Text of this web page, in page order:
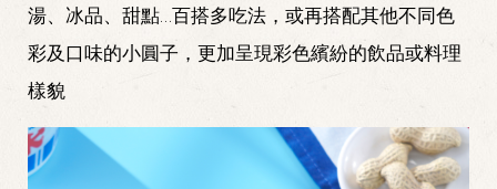
湯、冰品、甜點…百搭多吃法，或再搭配其他不同色
彩及口味的小圓子，更加呈現彩色繽紛的飲品或料理
樣貌